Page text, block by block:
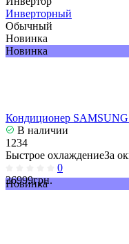
Инверторный
Обычный
Новинка
Новинка
Кондиционер
В наличии
1234
Быстрое охлаждениеЗа
0
36999грн.
Новинка